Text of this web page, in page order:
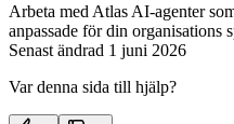
Arbeta med Atlas AI-agenter
anpassade för din organisations
Senast ändrad 1 juni 2026
Var denna sida till hjälp?